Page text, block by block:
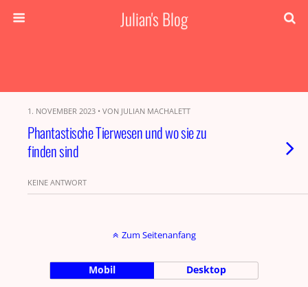
Julian's Blog
1. NOVEMBER 2023 • VON JULIAN MACHALETT
Phantastische Tierwesen und wo sie zu
finden sind
KEINE ANTWORT
Zum Seitenanfang
Mobil Desktop